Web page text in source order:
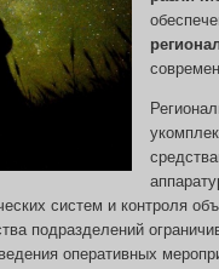
систем и контроля
подразделений
оперативных